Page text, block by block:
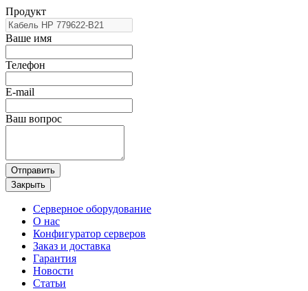
Продукт
Ваше имя
Телефон
E-mail
Ваш вопрос
Отправить
Закрыть
Серверное оборудование
О нас
Конфигуратор серверов
Заказ и доставка
Гарантия
Новости
Статьи